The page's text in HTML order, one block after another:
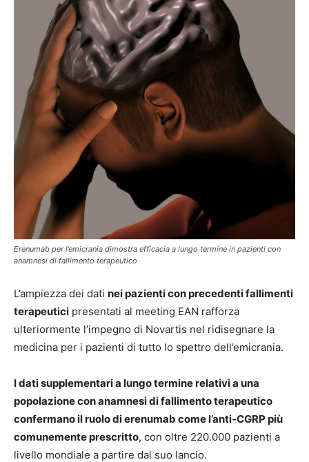
Erenumab per l’emicrania dimostra efficacia a lungo termine in pazienti con
anamnesi di fallimento terapeutico
L’ampiezza dei dati nei pazienti con precedenti fallimenti
terapeutici presentati al meeting EAN rafforza
ulteriormente l’impegno di Novartis nel ridisegnare la
medicina per i pazienti di tutto lo spettro dell’emicrania.
I dati supplementari a lungo termine relativi a una
popolazione con anamnesi di fallimento terapeutico
confermano il ruolo di erenumab come l’anti-CGRP più
comunemente prescritto, con oltre 220.000 pazienti a
livello mondiale a partire dal suo lancio.